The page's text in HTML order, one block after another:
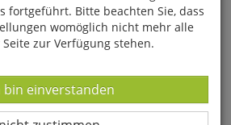
fortgeführt. Bitte beachten Sie, dass
womöglich nicht mehr alle
zur Verfügung stehen.
-
bin einverstanden